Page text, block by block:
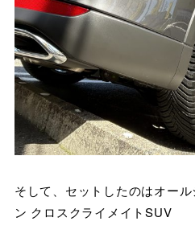
そして、セットしたのはオー
ン クロスクライメイトSUV